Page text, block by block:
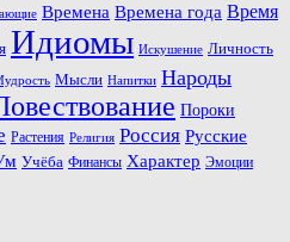
Времена Времена года Время
Идиомы Искушение Личность
Мысли Напитки Народы
Пороки
Растения Религия Россия Русские
Учёба Финансы Характер Эмоции